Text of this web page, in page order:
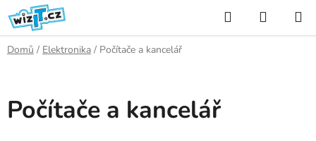
Přejít
na
obsah
Hledat
KOŠÍK
Domů / Elektronika / Počítače a kancelář
Počítače a kancelář